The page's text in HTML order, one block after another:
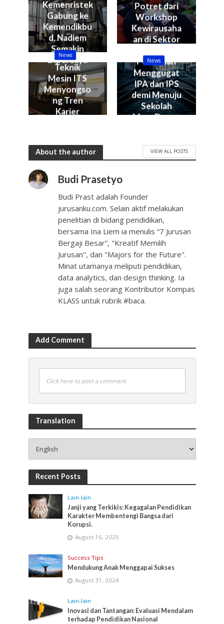
Kemenristek
Gabung ke
Kemendikbu
d, Nadiem
Semakin
Dipercaya
Potret dari
Workshop
Kewirausaha
an di Sektor
Perikanan
News
Teknik
Mesin ITS
Menyongso
ng Tren
Karier
News
Menggugat
IPA dan IPS
demi Menuju
Sekolah
Masa Depan
About the author VIEW ALL POSTS
Budi Prasetyo
Budi Prast adalah Founder
jurusanku.com. Selain aktif melakukan
penelitian di bidang pendidikan,
bersama Ina Liem ia menulis “7 Jurusan
Bergaji Besar”, "Kreatif Memilih
Jurusan", dan "Majors for the Future".
Minat utamanya meliputi pendidikan,
data analytics, dan design thinking. Ia
juga salah seorang Kontributor Kompas
KLASS untuk rubrik #baca.
Add Comment
Click here to post a comment
Translation
Recent Posts
Lain-lain
Janji yang Terkikis: Kegagalan Pendidikan
Karakter Membentengi Bangsa dari
Korupsi.
August 16, 2025
Success Tips
Mendukung Anak Menggapai Sukses
August 31, 2024
Lain-lain
Inovasi dan Tantangan: Evaluasi Mendalam
terhadap Pendidikan Nasional